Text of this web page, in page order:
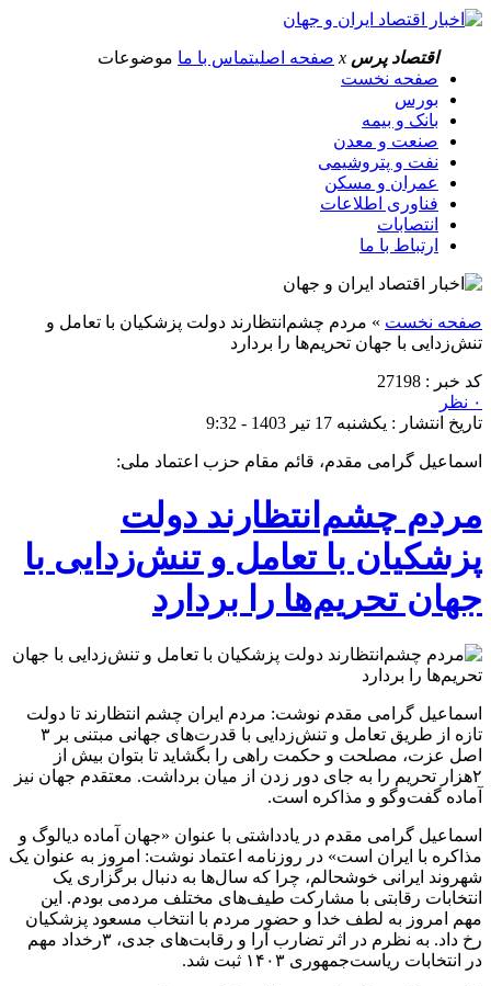
اقتصاد پرس x صفحه اصلیتماس با ما موضوعات
صفحه نخست
بورس
بانک و بیمه
صنعت و معدن
نفت و پتروشیمی
عمران و مسکن
فناوری اطلاعات
انتصابات
ارتباط با ما
صفحه نخست » مردم چشم‌انتظارند دولت پزشکیان با تعامل و
تنش‌زدایی با جهان تحریم‌ها را بردارد
کد خبر : 27198
۰ نظر
تاریخ انتشار : یکشنبه 17 تیر 1403 - 9:32
اسماعیل گرامی مقدم، قائم مقام حزب اعتماد ملی:
مردم چشم‌انتظارند دولت
پزشکیان با تعامل و تنش‌زدایی با
جهان تحریم‌ها را بردارد
اسماعیل گرامی مقدم نوشت: مردم ایران چشم انتظارند تا دولت
تازه از طریق تعامل و تنش‌زدایی با قدرت‌های جهانی مبتنی بر ۳
اصل عزت، مصلحت و حکمت راهی را بگشاید تا بتوان بیش از
۲هزار تحریم را به جای دور زدن از میان برداشت. معتقدم جهان نیز
آماده گفت‌وگو و مذاکره است.
اسماعیل گرامی مقدم در یادداشتی با عنوان «جهان آماده دیالوگ و
مذاکره با ایران است» در روزنامه اعتماد نوشت: امروز به عنوان یک
شهروند ایرانی خوشحالم، چرا که سال‌ها به دنبال برگزاری یک
انتخابات رقابتی با مشارکت طیف‌های مختلف مردمی بودم. این
مهم امروز به لطف خدا و حضور مردم با انتخاب مسعود پزشکیان
رخ داد. به نظرم در اثر تضارب آرا و رقابت‌های جدی، ۳رخداد مهم
در انتخابات ریاست‌جمهوری ۱۴۰۳ ثبت شد.